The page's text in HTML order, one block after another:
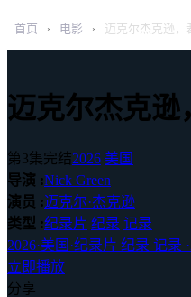
首页 › 电影 › 迈克尔杰克逊，
迈克尔杰克逊
第3集完结2026 美国
导演 :Nick Green
演员 :迈克尔·杰克逊
类型 :纪录片 纪录 记录
2026·美国 ·纪录片 纪录 记录 ·
立即播放
分享